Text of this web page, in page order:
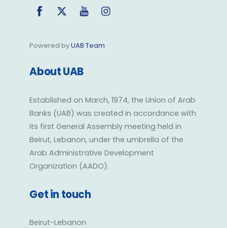
Facebook
Twitter YouTube
Powered byUAB Team
About UAB
Established on March, 1974, the Union of Arab
Banks (UAB) was created in accordance with
its first General Assembly meeting held in
Beirut, Lebanon, under the umbrella of the
Arab Administrative Development
Organization (AADO).
Get in touch
Beirut-Lebanon